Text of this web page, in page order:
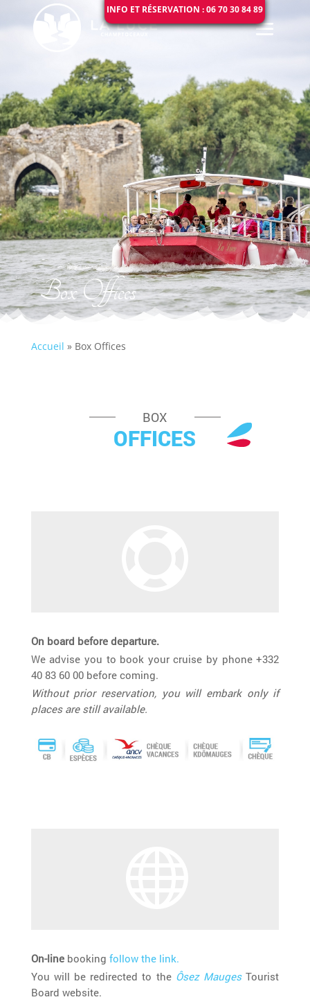
INFO ET RÉSERVATION : 06 70 30 84 89
Box Offices
Accueil » Box Offices
BOX
OFFICES
On board before departure.
We advise you to book your cruise by phone +332
40 83 60 00 before coming.
Without prior reservation, you will embark only if
places are still available.
On-linebooking follow the link.
You will be redirected to the Ôsez MaugesTourist
Board website.